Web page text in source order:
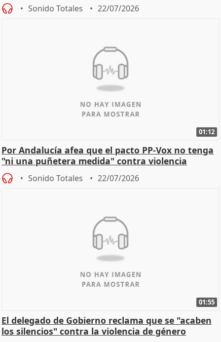
Sonido Totales 22/07/2026
01:12
Por Andalucía afea que el pacto PP-Vox no tenga
"ni una puñetera medida" contra violencia
machista
Sonido Totales 22/07/2026
01:55
El delegado de Gobierno reclama que se "acaben
los silencios" contra la violencia de género